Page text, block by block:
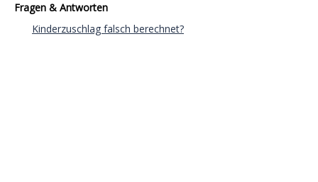
Fragen & Antworten
Kinderzuschlag falsch berechnet?